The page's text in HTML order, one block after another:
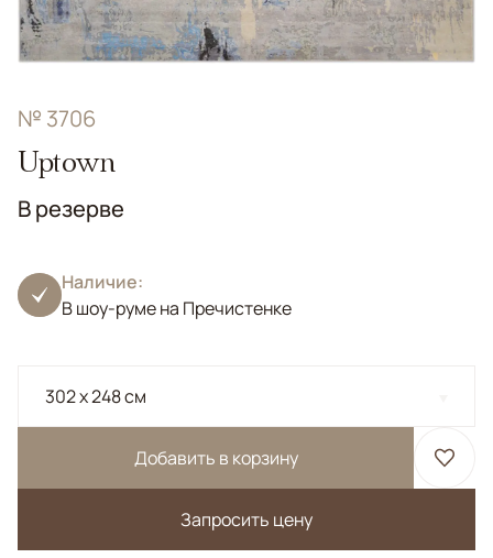
№ 3706
Uptown
В резерве
Наличие:
В шоу-руме на Пречистенке
302 x 248 см
Добавить в корзину
Запросить цену